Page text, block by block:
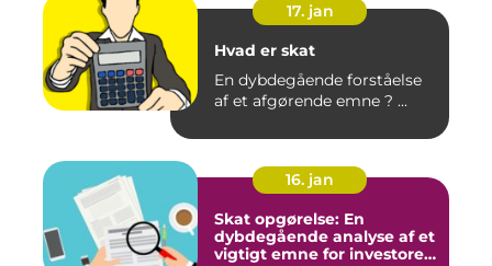
17. jan
Hvad er skat
En dybdegående forståelse
af et afgørende emne ? ...
16. jan
Skat opgørelse: En
dybdegående analyse af et
vigtigt emne for investorer